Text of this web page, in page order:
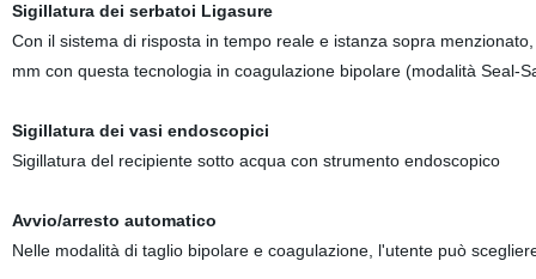
Sigillatura dei serbatoi Ligasure
Con il sistema di risposta in tempo reale e istanza sopra
mm con questa tecnologia in coagulazione bipolare (modalità Seal-
Sigillatura dei vasi endoscopici
Sigillatura del recipiente sotto acqua con strumento endoscopico
Avvio/arresto automatico
Nelle modalità di taglio bipolare e coagulazione, l'utente può